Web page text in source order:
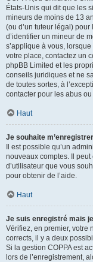
États-Unis qui dit que les
mineurs de moins de 13
(ou d’un tuteur légal)
d’identifier un mineur de
s’applique à vous,
votre place, contactez un
phpBB Limited et les
conseils juridiques et ne
de toutes sortes, à
contacter pour les abus
Haut
Je souhaite
Il est possible qu’un
nouveaux comptes. Il
d’utilisateur que vous
pour obtenir de l’aide.
Haut
Je suis enregistré mais
Vérifiez, en premier, votre
corrects, il y a deux
Si la gestion COPPA est
lors de l’enregistrement,